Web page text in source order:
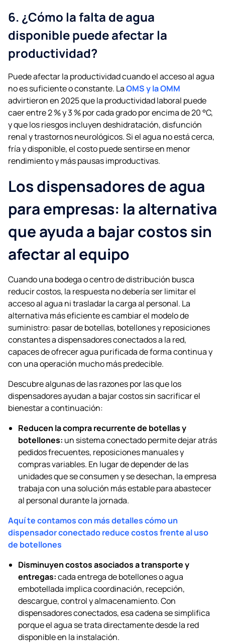
6. ¿Cómo la falta de agua
disponible puede afectar la
productividad?
Puede afectar la productividad cuando el acceso al agua
no es suficiente o constante. LaOMS y la OMM
advirtieron en 2025 que la productividad laboral puede
caer entre 2 % y 3 % por cada grado por encima de 20 °C,
y que los riesgos incluyen deshidratación, disfunción
renal y trastornos neurológicos. Si el agua no está cerca,
fría y disponible, el costo puede sentirse en menor
rendimiento y más pausas improductivas.
Los dispensadores de agua
para empresas: la alternativa
que ayuda a bajar costos sin
afectar al equipo
Cuando una bodega o centro de distribución busca
reducir costos, la respuesta no debería ser limitar el
acceso al agua ni trasladar la carga al personal. La
alternativa más eficiente es cambiar el modelo de
suministro: pasar de botellas, botellones y reposiciones
constantes a dispensadores conectados a la red,
capaces de ofrecer agua purificada de forma continua y
con una operación mucho más predecible.
Descubre algunas de las razones por las que los
dispensadores ayudan a bajar costos sin sacrificar el
bienestar a continuación:
Reducen la compra recurrente de botellas y
botellones: un sistema conectado permite dejar atrás
pedidos frecuentes, reposiciones manuales y
compras variables. En lugar de depender de las
unidades que se consumen y se desechan, la empresa
trabaja con una solución más estable para abastecer
al personal durante la jornada.
Aquí te contamos con más detalles cómo un
dispensador conectado reduce costos frente al uso
de botellones
Disminuyen costos asociados a transporte y
entregas:cada entrega de botellones o agua
embotellada implica coordinación, recepción,
descargue, control y almacenamiento. Con
dispensadores conectados, esa cadena se simplifica
porque el agua se trata directamente desde la red
disponible en la instalación.